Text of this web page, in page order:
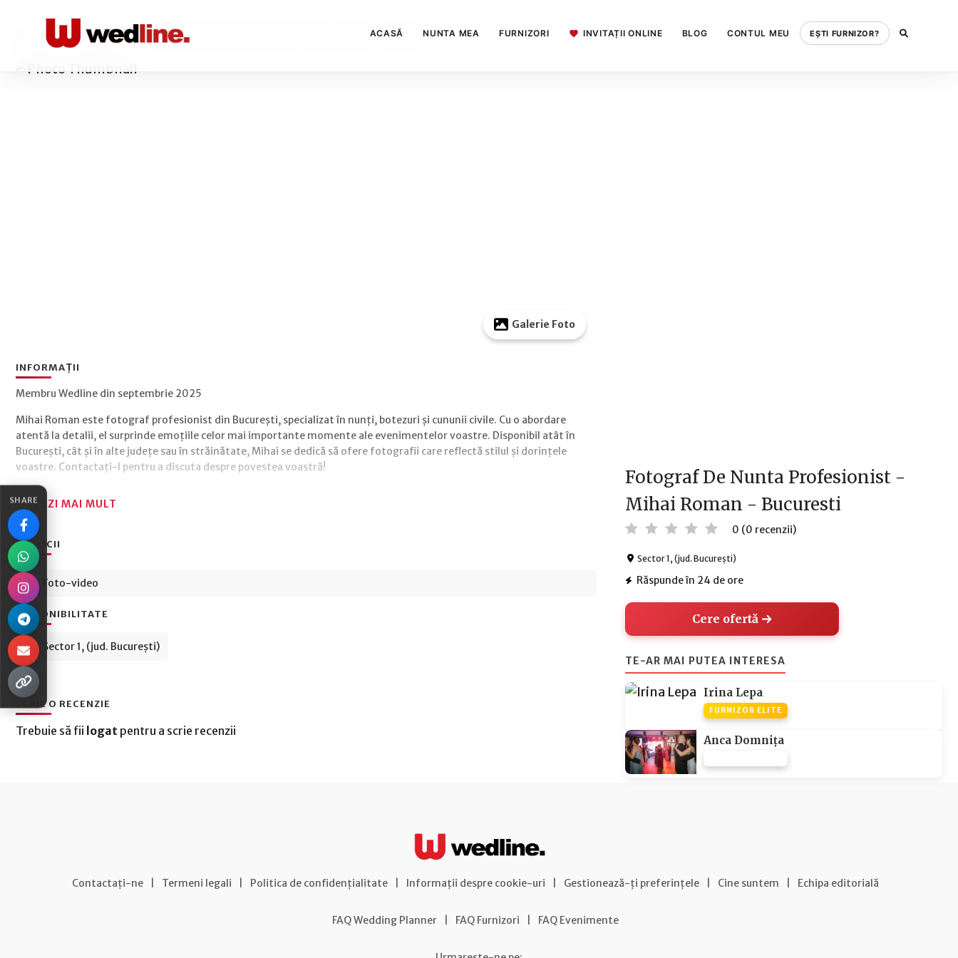
ACASĂ NUNTA MEA FURNIZORI INVITAȚII ONLINE BLOG CONTUL MEU EȘTI FURNIZOR?
SHARE
/ Foto-video / Fotograf De Nunta Profesionist - Mihai Roman - Bucuresti
Galerie Foto
Fotograf De Nunta Profesionist -
Mihai Roman - Bucuresti
0 (0 recenzii)
Sector 1, (jud. București)
Răspunde în 24 de ore
Cere ofertă
TE-AR MAI PUTEA INTERESA
Irina Lepa
FURNIZOR ELITE
Anca Domnița
INFORMAȚII
Membru Wedline din septembrie 2025
Mihai Roman este fotograf profesionist din București, specializat în nunți, botezuri și cununii civile. Cu o abordare
atentă la detalii, el surprinde emoțiile celor mai importante momente ale evenimentelor voastre. Disponibil atât în
București, cât și în alte județe sau în străinătate, Mihai se dedică să ofere fotografii care reflectă stilul și dorințele
voastre. Contactați-l pentru a discuta despre povestea voastră!
VEZI MAI MULT
SERVICII
Foto-video
DISPONIBILITATE
Sector 1, (jud. București)
SCRIE O RECENZIE
Trebuie să fii logat pentru a scrie recenzii
Contactați-ne Termeni legali Politica de confidențialitate Informații despre cookie-uri Gestionează-ți preferințele Cine suntem Echipa editorială
FAQ Wedding Planner FAQ Furnizori FAQ Evenimente